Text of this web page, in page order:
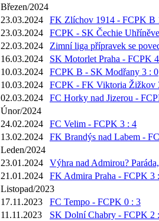
Březen/2024
23.03.2024
FK Zlíchov 1914 - FCPK B
23.03.2024
FCPK - SK Čechie
22.03.2024
Zimní liga přípravek se
16.03.2024
SK Motorlet Praha - FCPK
10.03.2024
FCPK B - SK Modřany 3 : 0
10.03.2024
FCPK - FK Viktoria Žižkov
02.03.2024
FC Horky nad Jizerou -
Únor/2024
24.02.2024
FC Velim - FCPK 3 : 4
13.02.2024
FK Brandýs nad Labem -
Leden/2024
23.01.2024
Výhra nad Admirou?
21.01.2024
FK Admira Praha - FCPK 3
Listopad/2023
17.11.2023
FC Tempo - FCPK 0 : 3
11.11.2023
SK Dolní Chabry - FCPK 2